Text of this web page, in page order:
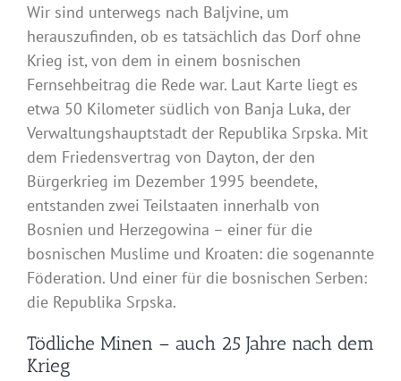
Wir sind unterwegs nach Baljvine, um
herauszufinden, ob es tatsächlich das Dorf ohne
Krieg ist, von dem in einem bosnischen
Fernsehbeitrag die Rede war. Laut Karte liegt es
etwa 50 Kilometer südlich von Banja Luka, der
Verwaltungshauptstadt der Republika Srpska. Mit
dem Friedensvertrag von Dayton, der den
Bürgerkrieg im Dezember 1995 beendete,
entstanden zwei Teilstaaten innerhalb von
Bosnien und Herzegowina – einer für die
bosnischen Muslime und Kroaten: die sogenannte
Föderation. Und einer für die bosnischen Serben:
die Republika Srpska.
Tödliche Minen – auch 25 Jahre nach dem
Krieg